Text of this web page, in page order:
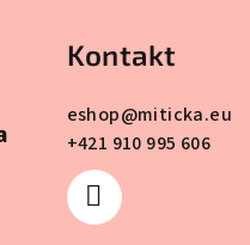
Kontakt
eshop@miticka.eu
+421 910 995 606